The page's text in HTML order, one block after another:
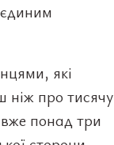
які
ніж про тисячу
вже понад три